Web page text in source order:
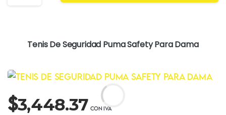
Tenis De Seguridad Puma Safety Para Dama
$3,448.37